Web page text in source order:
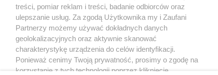
O nas
treści, pomiar reklam i treści, badanie odbiorców oraz
ulepszanie usług. Za zgodą Użytkownika my i Zaufani
Partnerzy możemy używać dokładnych danych
geolokalizacyjnych oraz aktywnie skanować
charakterystykę urządzenia do celów identyfikacji.
Ponieważ cenimy Twoją prywatność, prosimy o zgodę na
korzystanie z tych technologii poprzez kliknięcie